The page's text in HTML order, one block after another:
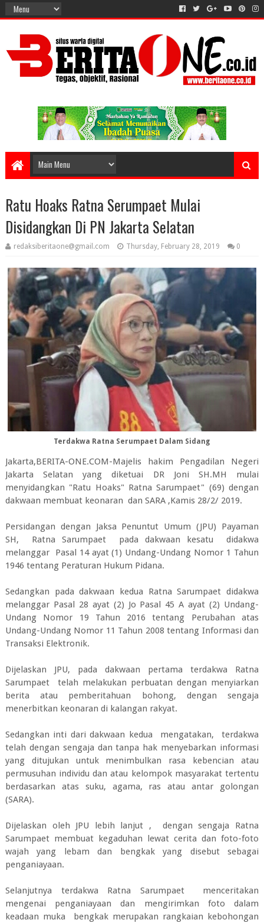
Ratu Hoaks Ratna Serumpaet Mulai
Disidangkan Di PN Jakarta Selatan
redaksiberitaone@gmail.com Thursday, February 28, 2019 0
Terdakwa Ratna Serumpaet Dalam Sidang
Jakarta,BERITA-ONE.COM-Majelis hakim Pengadilan Negeri
Jakarta Selatan yang diketuai DR Joni SH.MH mulai
menyidangkan "Ratu Hoaks" Ratna Sarumpaet" (69) dengan
dakwaan membuat keonaran dan SARA ,Kamis 28/2/ 2019.
Persidangan dengan Jaksa Penuntut Umum (JPU) Payaman
SH, Ratna Sarumpaet pada dakwaan kesatu didakwa
melanggar Pasal 14 ayat (1) Undang-Undang Nomor 1 Tahun
1946 tentang Peraturan Hukum Pidana.
Sedangkan pada dakwaan kedua Ratna Sarumpaet didakwa
melanggar Pasal 28 ayat (2) Jo Pasal 45 A ayat (2) Undang-
Undang Nomor 19 Tahun 2016 tentang Perubahan atas
Undang-Undang Nomor 11 Tahun 2008 tentang Informasi dan
Transaksi Elektronik.
Dijelaskan JPU, pada dakwaan pertama terdakwa Ratna
Sarumpaet telah melakukan perbuatan dengan menyiarkan
berita atau pemberitahuan bohong, dengan sengaja
menerbitkan keonaran di kalangan rakyat.
Sedangkan inti dari dakwaan kedua mengatakan, terdakwa
telah dengan sengaja dan tanpa hak menyebarkan informasi
yang ditujukan untuk menimbulkan rasa kebencian atau
permusuhan individu dan atau kelompok masyarakat tertentu
berdasarkan atas suku, agama, ras atau antar golongan
(SARA).
Dijelaskan oleh JPU lebih lanjut , dengan sengaja Ratna
Sarumpaet membuat kegaduhan lewat cerita dan foto-foto
wajah yang lebam dan bengkak yang disebut sebagai
penganiayaan.
Selanjutnya terdakwa Ratna Sarumpaet menceritakan
mengenai penganiayaan dan mengirimkan foto dalam
keadaan muka bengkak merupakan rangkaian kebohongan